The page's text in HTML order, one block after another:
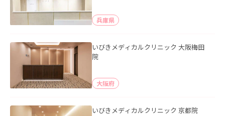
兵庫県
いびきメディカルクリニック 大阪梅田
院
大阪府
いびきメディカルクリニック 京都院